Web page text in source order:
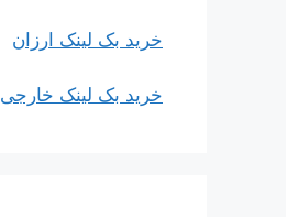
خرید بک لینک ارزان
خرید بک لینک خارجی